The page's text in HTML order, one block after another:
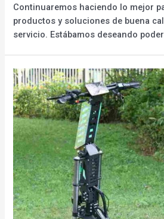
Continuaremos haciendo lo mejor
productos y soluciones de buena
servicio. Estábamos deseando